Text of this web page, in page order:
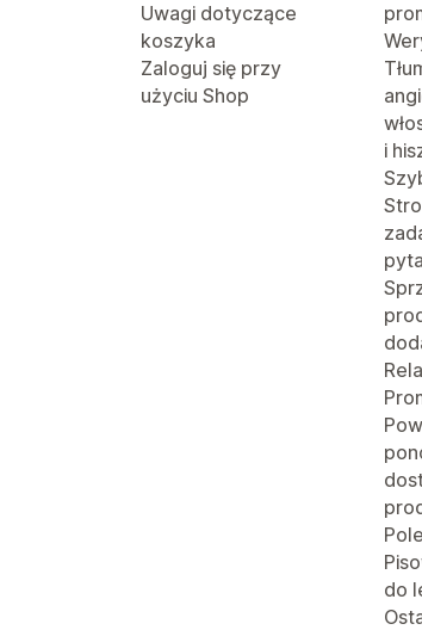
Uwagi dotyczące
koszyka
Zaloguj się przy
użyciu Shop
i
do